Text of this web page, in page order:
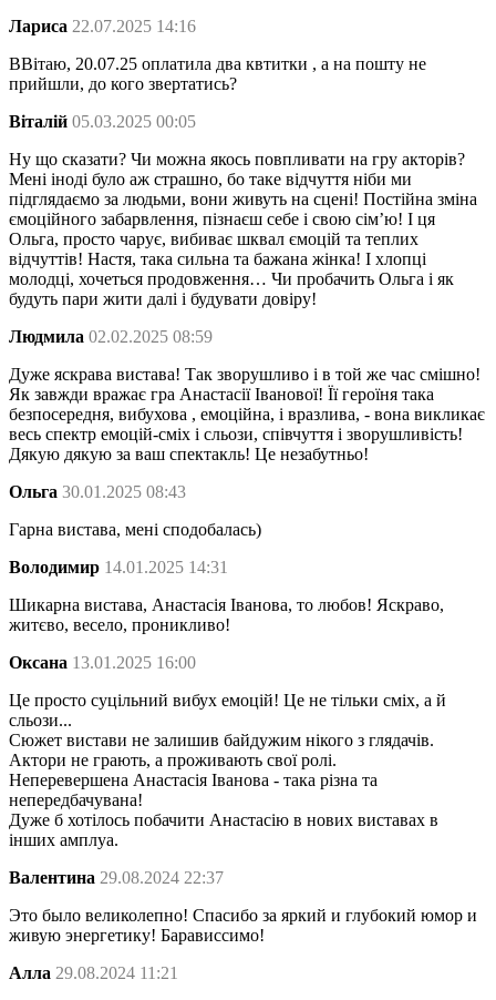
Лариса 22.07.2025 14:16
ВВітаю, 20.07.25 оплатила два квтитки , а на пошту не
прийшли, до кого звертатись?
Віталій 05.03.2025 00:05
Ну що сказати? Чи можна якось повпливати на гру акторів?
Мені іноді було аж страшно, бо таке відчуття ніби ми
підглядаємо за людьми, вони живуть на сцені! Постійна зміна
ємоційного забарвлення, пізнаєш себе і свою сімʼю! І ця
Ольга, просто чарує, вибиває шквал ємоцій та теплих
відчуттів! Настя, така сильна та бажана жінка! І хлопці
молодці, хочеться продовження… Чи пробачить Ольга і як
будуть пари жити далі і будувати довіру!
Людмила 02.02.2025 08:59
Дуже яскрава вистава! Так зворушливо і в той же час смішно!
Як завжди вражає гра Анастасії Іванової! Її героїня така
безпосередня, вибухова , емоційна, і вразлива, - вона викликає
весь спектр емоцій-сміх і сльози, співчуття і зворушливість!
Дякую дякую за ваш спектакль! Це незабутньо!
Ольга 30.01.2025 08:43
Гарна вистава, мені сподобалась)
Володимир 14.01.2025 14:31
Шикарна вистава, Анастасія Іванова, то любов! Яскраво,
житєво, весело, проникливо!
Оксана 13.01.2025 16:00
Це просто суцільний вибух емоцій! Це не тільки сміх, а й
сльози...
Сюжет вистави не залишив байдужим нікого з глядачів.
Актори не грають, а проживають свої ролі.
Неперевершена Анастасія Іванова - така різна та
непередбачувана!
Дуже б хотілось побачити Анастасію в нових виставах в
інших амплуа.
Валентина 29.08.2024 22:37
Это было великолепно! Спасибо за яркий и глубокий юмор и
живую энергетику! Барависсимо!
Алла 29.08.2024 11:21